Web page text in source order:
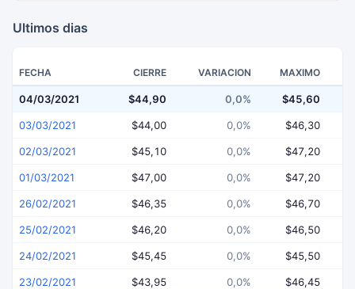
Ultimos dias
FECHA CIERRE VARIACION MAXIMO
04/03/2021 $44,90 0,0% $45,60
03/03/2021 $44,00 0,0% $46,30
02/03/2021 $45,10 0,0% $47,20
01/03/2021 $47,00 0,0% $47,20
26/02/2021 $46,35 0,0% $46,70
25/02/2021 $46,20 0,0% $46,50
24/02/2021 $45,45 0,0% $45,50
23/02/2021 $43,95 0,0% $46,45